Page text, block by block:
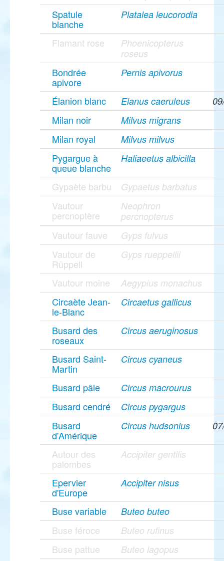
Spatule
blanche
Platalea leucorodia
Flamant rose
Phoenicopterus
roseus
Bondrée
apivore
Pernis apivorus
Élanion blanc Elanus caeruleus
Milan noir Milvus migrans
Milan royal Milvus milvus
Pygargue à
queue blanche
Haliaeetus albicilla
Gypaète barbu Gypaetus barbatus
Vautour
percnoptère
Neophron
percnopterus
Vautour fauve Gyps fulvus
Vautour de
Rüppell
Gyps rueppellii
Vautour moine Aegypius monachus
Circaète Jean-
le-Blanc
Circaetus gallicus
Busard des
roseaux
Circus aeruginosus
Busard Saint-
Martin
Circus cyaneus
Busard pâle Circus macrourus
Busard cendré Circus pygargus
Busard
d'Amérique
Circus hudsonius
Autour des
palombes
Accipiter gentilis
Epervier
d'Europe
Accipiter nisus
Buse variable Buteo buteo
Buse féroce Buteo rufinus
Buse pattue Buteo lagopus